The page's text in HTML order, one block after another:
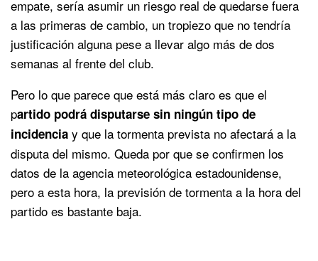
empate, sería asumir un riesgo real de quedarse fuera
a las primeras de cambio, un tropiezo que no tendría
justificación alguna pese a llevar algo más de dos
semanas al frente del club.
Pero lo que parece que está más claro es que el
partido podrá disputarse sin ningún tipo de
incidencia y que la tormenta prevista no afectará a la
disputa del mismo. Queda por que se confirmen los
datos de la agencia meteorológica estadounidense,
pero a esta hora, la previsión de tormenta a la hora del
partido es bastante baja.